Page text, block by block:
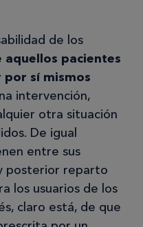
de los
aquellos pacientes
por sí mismos
intervención,
otra situación
De igual
entre sus
posterior reparto
los usuarios de los
claro está, de que